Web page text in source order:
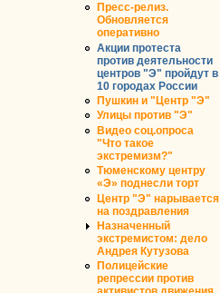
Пресс-релиз.
Обновляется
оперативно
Акции протеста
против деятельности
центров "Э" пройдут в
10 городах России
Пушкин и "Центр "Э"
Улицы против "Э"
Видео соц.опроса
"Что такое
экстремизм?"
Тюменскому центру
«Э» поднесли торт
Центр "Э" нарывается
на поздравления
Назначенный
экстремистом: дело
Андрея Кутузова
Полицейские
репрессии против